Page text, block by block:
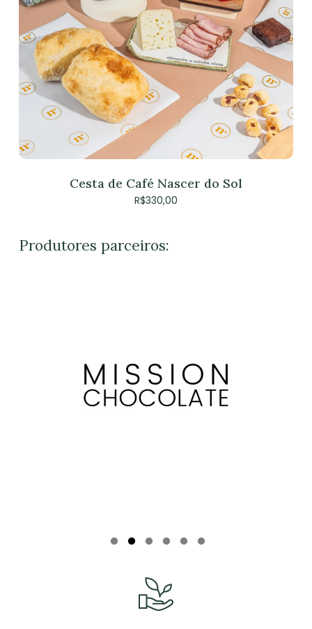
Nenhum produto no
carrinho.
Go To Shop
Cesta de Café Nascer do Sol
R$330,00
Produtores parceiros: